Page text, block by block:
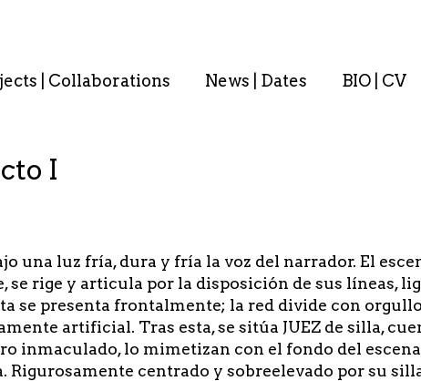
| Collaborations News | Dates BIO | CV
I
una luz fría, dura y fría la voz del narrador. El
se rige y articula por la disposición de sus líneas,
se presenta frontalmente; la red divide con
artificial. Tras esta, se sitúa JUEZ de silla,
inmaculado, lo mimetizan con el fondo del
Rigurosamente centrado y sobreelevado por su